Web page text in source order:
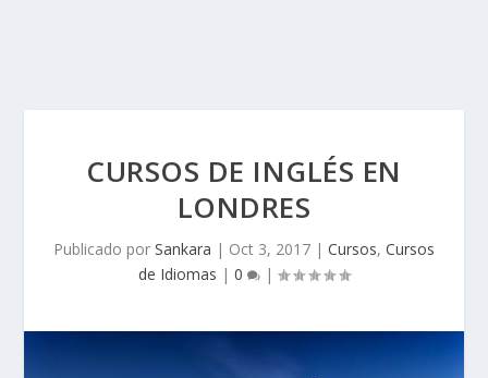
CURSOS DE INGLÉS EN
LONDRES
Publicado por Sankara | Oct 3, 2017 | Cursos, Cursos
de Idiomas | 0 |